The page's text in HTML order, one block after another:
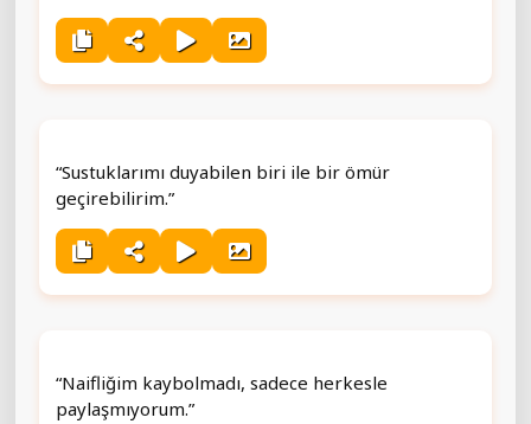
“Sustuklarımı duyabilen biri ile bir ömür
geçirebilirim.”
“Naifliğim kaybolmadı, sadece herkesle
paylaşmıyorum.”